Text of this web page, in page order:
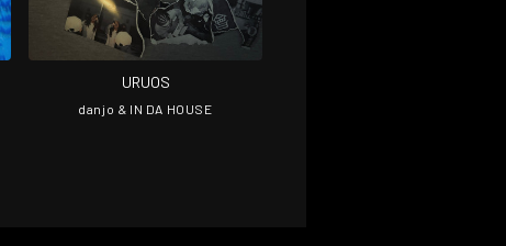
URUOS
danjo & IN DA HOUSE